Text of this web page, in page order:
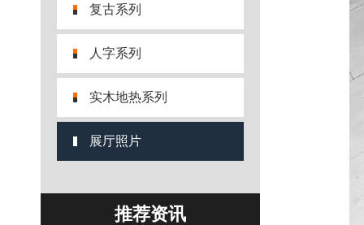
复古系列
人字系列
实木地热系列
展厅照片
推荐资讯